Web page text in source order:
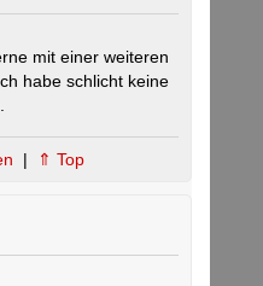
mit einer weiteren
habe schlicht keine
| ⇑ Top